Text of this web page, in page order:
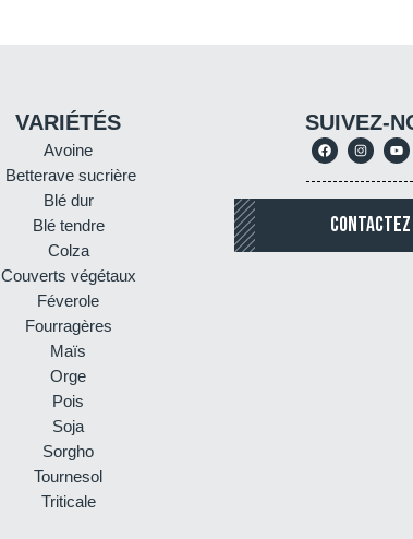
VARIÉTÉS
Avoine
Betterave sucrière
Blé dur
Blé tendre
Colza
Couverts végétaux
Féverole
Fourragères
Maïs
Orge
Pois
Soja
Sorgho
Tournesol
Triticale
SUIVEZ-